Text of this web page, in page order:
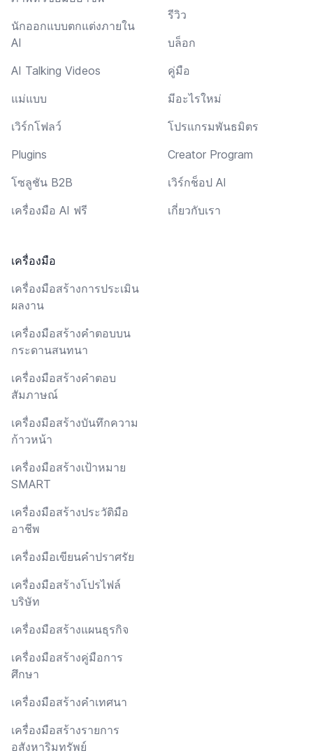
นักออกแบบตกแต่งภายใน
AI
AI Talking Videos
แม่แบบ
เวิร์กโฟลว์
Plugins
โซลูชัน B2B
เครื่องมือ AI ฟรี
เครื่องมือ
เครื่องมือสร้างการประเมิน
ผลงาน
เครื่องมือสร้างคำตอบบน
กระดานสนทนา
เครื่องมือสร้างคำตอบ
สัมภาษณ์
เครื่องมือสร้างบันทึกความ
ก้าวหน้า
เครื่องมือสร้างเป้าหมาย
SMART
เครื่องมือสร้างประวัติมือ
อาชีพ
เครื่องมือเขียนคำปราศรัย
เครื่องมือสร้างโปรไฟล์
บริษัท
เครื่องมือสร้างแผนธุรกิจ
เครื่องมือสร้างคู่มือการ
ศึกษา
เครื่องมือสร้างคำเทศนา
เครื่องมือสร้างรายการ
อสังหาริมทรัพย์
รีวิว
บล็อก
คู่มือ
มีอะไรใหม่
โปรแกรมพันธมิตร
Creator Program
เวิร์กช็อป AI
เกี่ยวกับเรา